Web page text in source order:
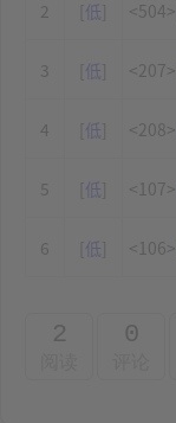
2 低] <504>
3 低] <207>
4 低] <208>
5 低] <107>
6 低] <106>
2 0